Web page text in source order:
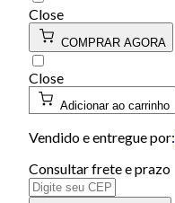
Close
COMPRAR AGORA
Close
Adicionar ao carrinho
Vendido e entregue por:
Consultar frete e prazo